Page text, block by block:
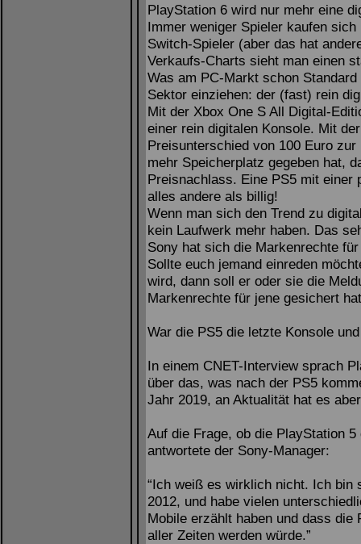
PlayStation 6 wird nur mehr eine
Immer weniger Spieler kaufen
Switch-Spieler (aber das hat
Verkaufs-Charts sieht man einen
Was am PC-Markt schon
Sektor einziehen: der (fast) rein
Mit der Xbox One S All Digital-
einer rein digitalen Konsole. Mit
Preisunterschied von 100 Euro
mehr Speicherplatz gegeben hat,
Preisnachlass. Eine PS5 mit einer
alles andere als billig!
Wenn man sich den Trend zu
kein Laufwerk mehr haben. Das
Sony hat sich die Markenrechte
Sollte euch jemand einreden
wird, dann soll er oder sie die
Markenrechte für jene gesichert
War die PS5 die letzte Konsole
In einem CNET-Interview sprach
über das, was nach der PS5
Jahr 2019, an Aktualität hat es
Auf die Frage, ob die PlayStation
antwortete der Sony-Manager:
“Ich weiß es wirklich nicht. Ich bin
2012, und habe vielen
Mobile erzählt haben und dass
aller Zeiten werden würde.”